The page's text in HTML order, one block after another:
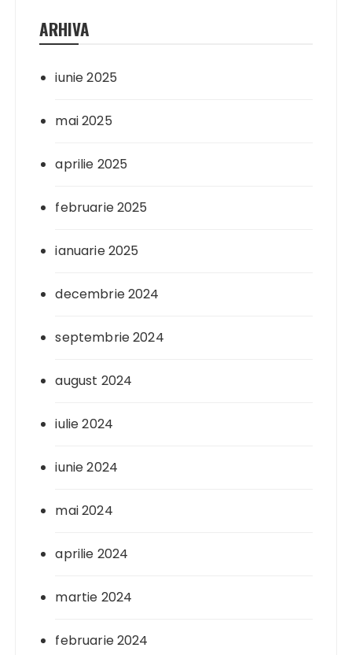
ARHIVA
iunie 2025
mai 2025
aprilie 2025
februarie 2025
ianuarie 2025
decembrie 2024
septembrie 2024
august 2024
iulie 2024
iunie 2024
mai 2024
aprilie 2024
martie 2024
februarie 2024